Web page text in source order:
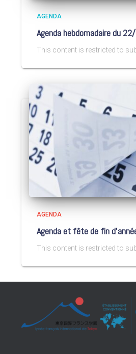
AGENDA
Agenda hebdomadaire du
This content is restricted to
AGENDA
Agenda et fête de fin
This content is restricted to